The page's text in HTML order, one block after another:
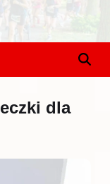
dla